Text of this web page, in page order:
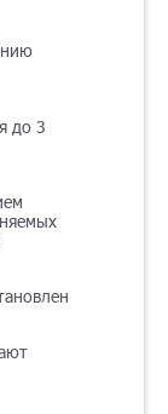
до 3